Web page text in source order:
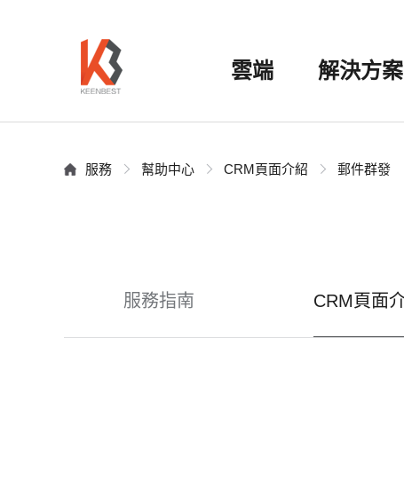
雲端 解決方案
服務 幫助中心 CRM頁面介紹 郵件群發
服務指南 CRM頁面